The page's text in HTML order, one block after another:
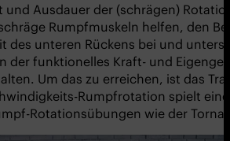
und Ausdauer der (schrägen)
Rumpfmuskeln helfen, den
des unteren Rückens bei und
der funktionelles Kraft- und
Um das zu erreichen, ist das
Rumpfrotation spielt
Rotationsübungen wie der